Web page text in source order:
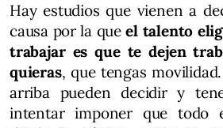
Hay estudios que vienen a
causa por la queel talento
trabajar es que te dejen
quieras, que tengas
arriba pueden decidir y
intentar imponer que todo